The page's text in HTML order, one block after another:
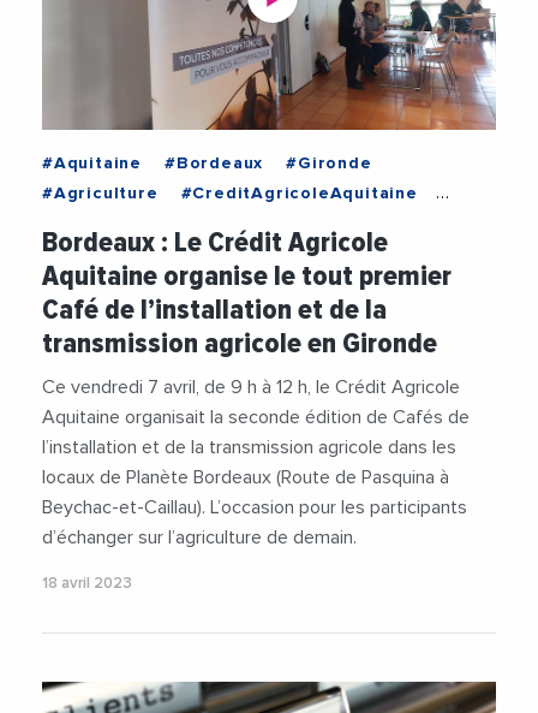
#Aquitaine #Bordeaux
#Gironde
#Agriculture
#CreditAgricoleAquitaine
Bordeaux : Le Crédit Agricole
Aquitaine organise le tout premier
Café de l’installation et de la
transmission agricole en Gironde
Ce vendredi 7 avril, de 9 h à 12 h, le Crédit Agricole
Aquitaine organisait la seconde édition de Cafés de
l’installation et de la transmission agricole dans les
locaux de Planète Bordeaux (Route de Pasquina à
Beychac-et-Caillau). L’occasion pour les participants
d’échanger sur l’agriculture de demain.
18 avril 2023